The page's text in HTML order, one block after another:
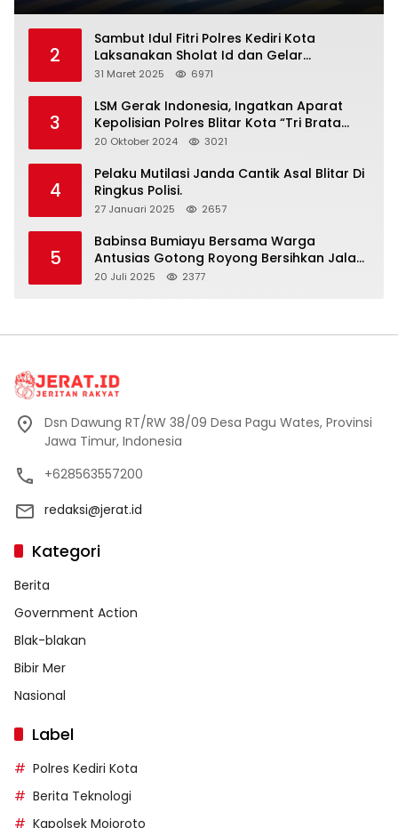
2
Sambut Idul Fitri Polres Kediri Kota
Laksanakan Sholat Id dan Gelar
Halalbihalal
31 Maret 2025 6971
3
LSM Gerak Indonesia, Ingatkan Aparat
Kepolisian Polres Blitar Kota “Tri Brata
Polri” Harus Diamalkan
20 Oktober 2024 3021
4
Pelaku Mutilasi Janda Cantik Asal Blitar Di
Ringkus Polisi.
27 Januari 2025 2657
5
Babinsa Bumiayu Bersama Warga
Antusias Gotong Royong Bersihkan Jalan
Dusun Banaran
20 Juli 2025 2377
Dsn Dawung RT/RW 38/09 Desa Pagu Wates, Provinsi
Jawa Timur, Indonesia
+628563557200
redaksi@jerat.id
Kategori
Berita
Government Action
Blak-blakan
Bibir Mer
Nasional
Label
Polres Kediri Kota
Berita Teknologi
Kapolsek Mojoroto